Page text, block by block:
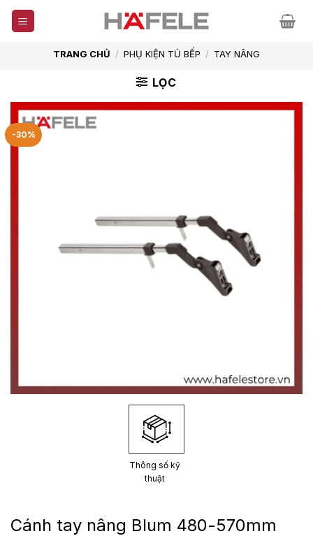
Skip
TRANG CHỦ / PHỤ KIỆN TỦ BẾP / TAY NÂNG
LỌC
-30%
Thông số kỹ
thuật
Cánh tay nâng Blum 480-570mm